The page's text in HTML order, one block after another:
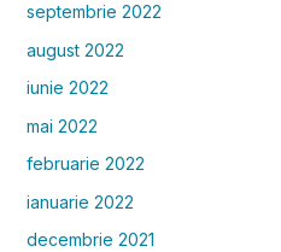
septembrie 2022
august 2022
iunie 2022
mai 2022
februarie 2022
ianuarie 2022
decembrie 2021